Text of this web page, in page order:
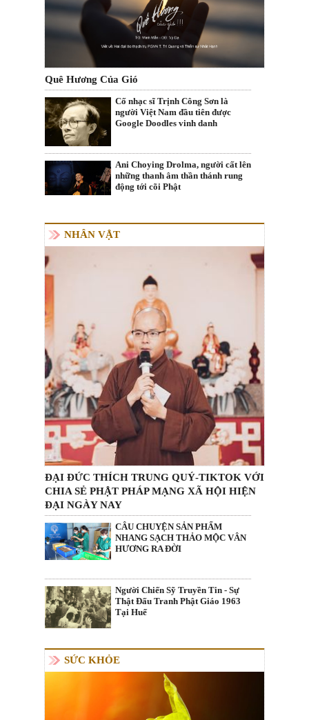
Quê Hương Của Gió
Cố nhạc sĩ Trịnh Công Sơn là
người Việt Nam đầu tiên được
Google Doodles vinh danh
Ani Choying Drolma, người cất lên
những thanh âm thần thánh rung
động tới cõi Phật
NHÂN VẬT
ĐẠI ĐỨC THÍCH TRUNG QUÝ-TIKTOK VỚI
CHIA SẺ PHẬT PHÁP MẠNG XÃ HỘI HIỆN
ĐẠI NGÀY NAY
CÂU CHUYỆN SẢN PHẨM
NHANG SẠCH THẢO MỘC VÂN
HƯƠNG RA ĐỜI
Người Chiến Sỹ Truyền Tin - Sự
Thật Đấu Tranh Phật Giáo 1963
Tại Huế
SỨC KHỎE